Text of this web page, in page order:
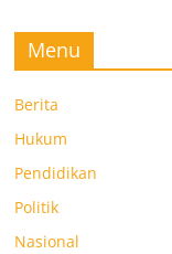
Menu
Berita
Hukum
Pendidikan
Politik
Nasional